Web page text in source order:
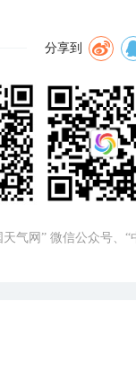
分享到
气网” 微信公众号、